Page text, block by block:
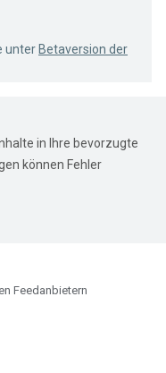
unter Betaversion der
in Ihre bevorzugte
können Fehler
Feedanbietern